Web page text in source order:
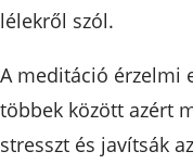
lélekről szól.
A meditáció érzelmi
többek között azért
stresszt és javítsák